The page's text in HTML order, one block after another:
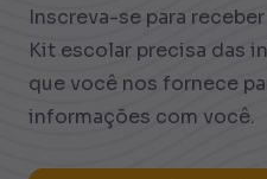
Inscreva-se para
Kit escolar precisa das
que você nos fornece
informações com você.